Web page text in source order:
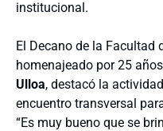
institucional.
El Decano de la Facultad
homenajeado por 25
Ulloa, destacó la
encuentro transversal
“Es muy bueno que se